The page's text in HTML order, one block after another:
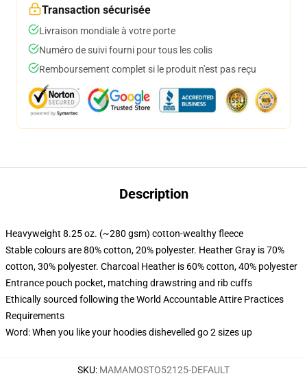
Transaction sécurisée
Livraison mondiale à votre porte
Numéro de suivi fourni pour tous les colis
Remboursement complet si le produit n'est pas reçu
Description
Heavyweight 8.25 oz. (~280 gsm) cotton-wealthy fleece
Stable colours are 80% cotton, 20% polyester. Heather Gray is 70%
cotton, 30% polyester. Charcoal Heather is 60% cotton, 40% polyester
Entrance pouch pocket, matching drawstring and rib cuffs
Ethically sourced following the World Accountable Attire Practices
Requirements
Word: When you like your hoodies dishevelled go 2 sizes up
SKU: MAMAMOSTO52125-DEFAULT